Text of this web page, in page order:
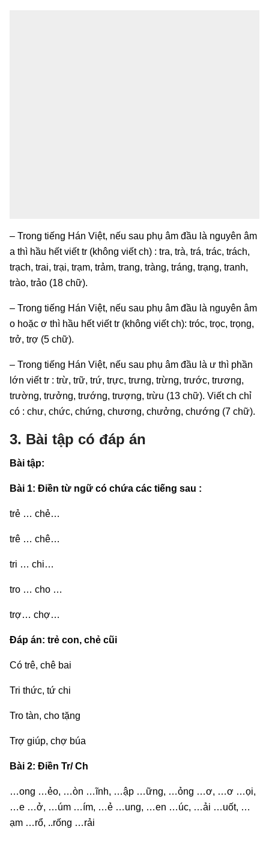
– Trong tiếng Hán Việt, nếu sau phụ âm đầu là nguyên âm
a thì hầu hết viết tr (không viết ch) : tra, trà, trá, trác, trách,
trạch, trai, trại, trạm, trảm, trang, tràng, tráng, trạng, tranh,
trào, trảo (18 chữ).
– Trong tiếng Hán Việt, nếu sau phụ âm đầu là nguyên âm
o hoặc ơ thì hầu hết viết tr (không viết ch): tróc, trọc, trọng,
trở, trợ (5 chữ).
– Trong tiếng Hán Việt, nếu sau phụ âm đầu là ư thì phần
lớn viết tr : trừ, trữ, trứ, trực, trưng, trừng, trước, trương,
trường, trưởng, trướng, trượng, trừu (13 chữ). Viết ch chỉ
có : chư, chức, chứng, chương, chưởng, chướng (7 chữ).
3. Bài tập có đáp án
Bài tập:
Bài 1: Điền từ ngữ có chứa các tiếng sau :
trẻ … chẻ…
trê … chê…
tri … chi…
tro … cho …
trợ… chợ…
Đáp án: trẻ con, chẻ cũi
Có trê, chê bai
Tri thức, tứ chi
Tro tàn, cho tặng
Trợ giúp, chợ búa
Bài 2: Điền Tr/ Ch
…ong …ẻo, …òn …ĩnh, …ập …ững, …ỏng …ơ, …ơ …ọi,
…e …ở, …úm …ím, …ẻ …ung, …en …úc, …ải …uốt, …
ạm …rổ, ..rống …rải